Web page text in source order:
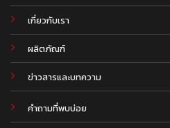
เกี่ยวกับเรา
ผลิตภัณฑ์
ข่าวสารและบทความ
.
คำถามที่พบบ่อย